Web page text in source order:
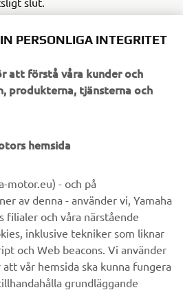
nu är han ansvarig för AMA
/ Yamaha Motor Co., Ltd.
eller icke-kommersiella
skriftligt medgivande från
och/eller Yamaha Motor Co.,
och följ gällande trafikregler
PERSONLIGA INTEGRITET
att förstå våra kunder och
produkterna, tjänsterna och
hemsida
motor.eu) - och på
av denna - använder vi, Yamaha
filialer och våra närstående
inklusive tekniker som liknar
och Web beacons. Vi använder
vår hemsida ska kunna fungera
grundläggande